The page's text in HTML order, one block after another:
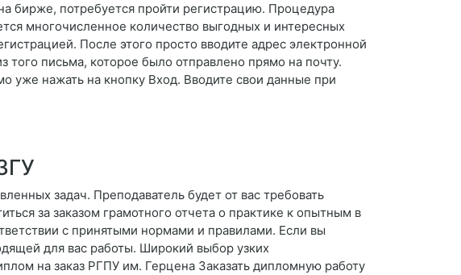
бирже, потребуется пройти регистрацию. Процедура
многочисленное количество выгодных и интересных
После этого просто вводите адрес электронной
письма, которое было отправлено прямо на почту.
уже нажать на кнопку Вход. Вводите свои данные при
задач. Преподаватель будет от вас требовать
за заказом грамотного отчета о практике к опытным в
с принятыми нормами и правилами. Если вы
для вас работы. Широкий выбор узких
на заказ РГПУ им. Герцена Заказать дипломную работу